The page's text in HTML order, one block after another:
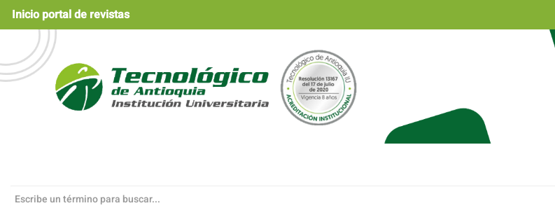
Navegación
principal
Contenido
principal
Barra
lateral
Inicio portal de revistas